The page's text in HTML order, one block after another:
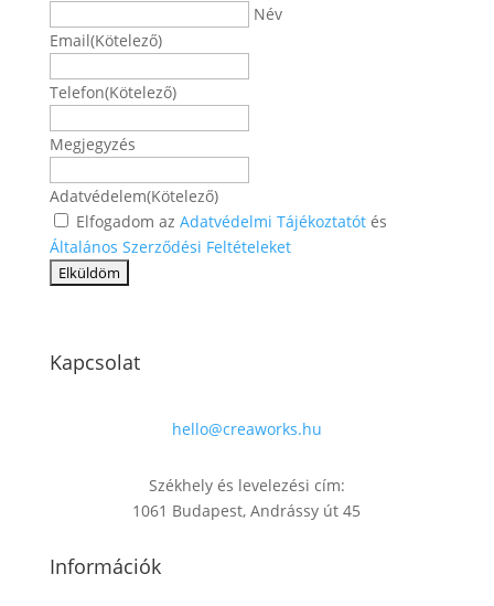
Név
Email(Kötelező)
Telefon(Kötelező)
Megjegyzés
Adatvédelem(Kötelező)
Elfogadom az Adatvédelmi Tájékoztatótés
Általános Szerződési Feltételeket
Kapcsolat
hello@creaworks.hu
Székhely és levelezési cím:
1061 Budapest, Andrássy út 45
Információk